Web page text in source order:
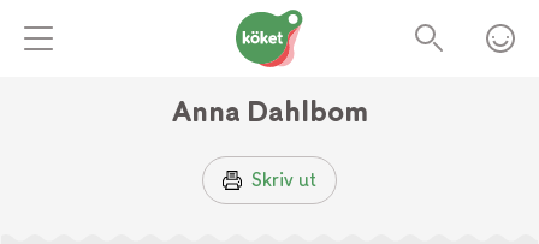
Anna Dahlbom
Skriv ut